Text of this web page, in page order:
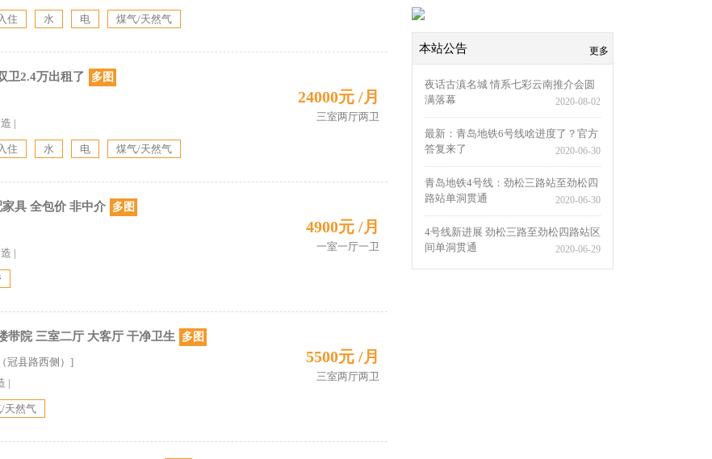
住 水 电 煤气/天然气
卫2.4万出租了 多图
|
住 水 电 煤气/天然气
24000元 /月
三室两厅两卫
具 全包价 非中介 多图
|
4900元 /月
一室一厅一卫
带院 三室二厅 大客厅 干净卫生 多图
冠县路西侧）]
|
天然气
5500元 /月
三室两厅两卫
本站公告 更多
夜话古滇名城 情系七彩云南推介会圆
满落幕
2020-08-02
最新：青岛地铁6号线啥进度了？官方
答复来了
2020-06-30
青岛地铁4号线：劲松三路站至劲松四
路站单洞贯通
2020-06-30
4号线新进展 劲松三路至劲松四路站区
间单洞贯通
2020-06-29